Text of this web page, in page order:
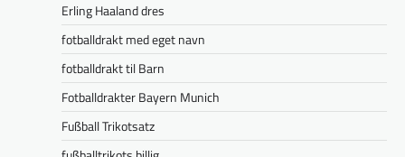
Erling Haaland dres
fotballdrakt med eget navn
fotballdrakt til Barn
Fotballdrakter Bayern Munich
Fußball Trikotsatz